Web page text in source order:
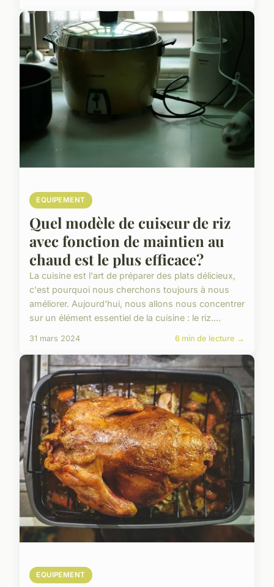
EQUIPEMENT
Quel modèle de cuiseur de riz
avec fonction de maintien au
chaud est le plus efficace?
La cuisine est l'art de préparer des plats délicieux,
c'est pourquoi nous cherchons toujours à nous
améliorer. Aujourd'hui, nous allons nous concentrer
sur un élément essentiel de la cuisine : le riz....
31 mars 2024 6 min de lecture →
EQUIPEMENT